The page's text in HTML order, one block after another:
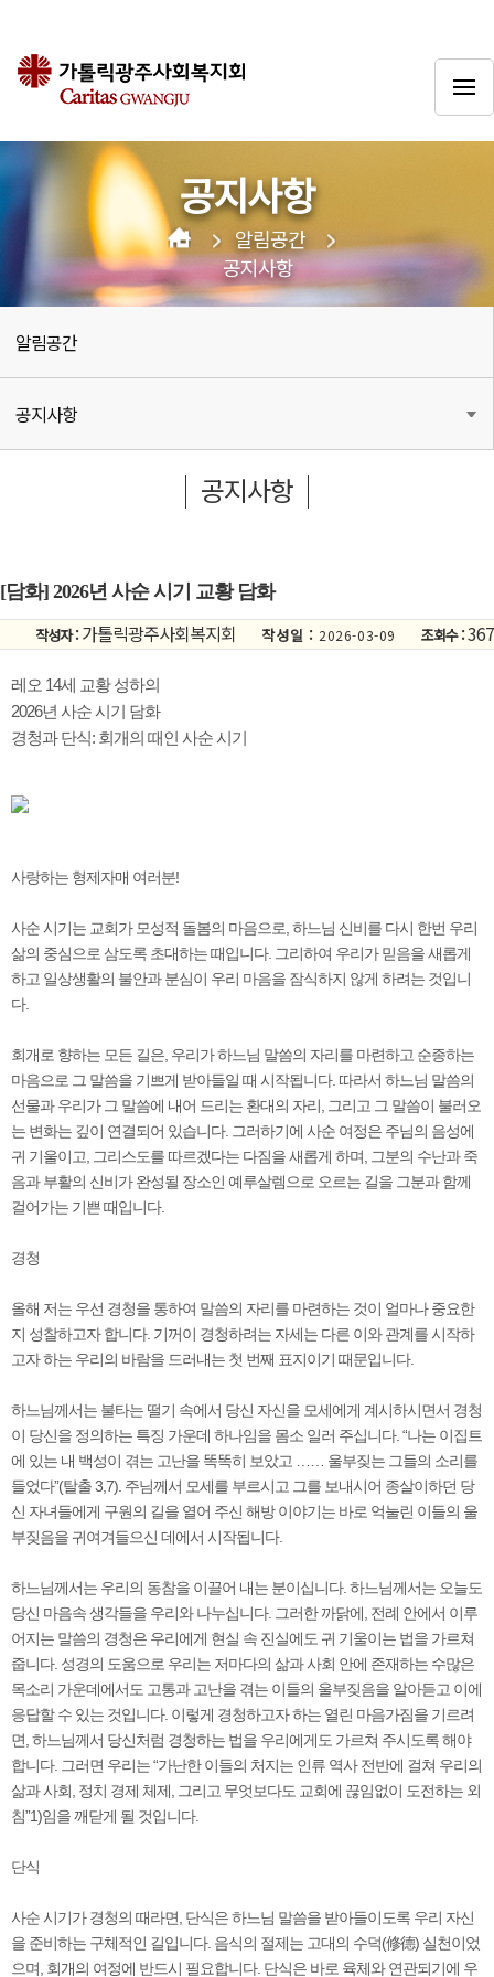
공지사항
알림공간
공지사항
알림공간
공지사항
공지사항
[담화] 2026년 사순 시기 교황 담화
작성자 :가톨릭광주사회복지회 작성일 : 2026-03-09 조회수 :367
레오 14세 교황 성하의
2026년 사순 시기 담화
경청과 단식: 회개의 때인 사순 시기
사랑하는 형제자매 여러분!
사순 시기는 교회가 모성적 돌봄의 마음으로, 하느님 신비를 다시 한번 우리
삶의 중심으로 삼도록 초대하는 때입니다. 그리하여 우리가 믿음을 새롭게
하고 일상생활의 불안과 분심이 우리 마음을 잠식하지 않게 하려는 것입니
다.
회개로 향하는 모든 길은, 우리가 하느님 말씀의 자리를 마련하고 순종하는
마음으로 그 말씀을 기쁘게 받아들일 때 시작됩니다. 따라서 하느님 말씀의
선물과 우리가 그 말씀에 내어 드리는 환대의 자리, 그리고 그 말씀이 불러오
는 변화는 깊이 연결되어 있습니다. 그러하기에 사순 여정은 주님의 음성에
귀 기울이고, 그리스도를 따르겠다는 다짐을 새롭게 하며, 그분의 수난과 죽
음과 부활의 신비가 완성될 장소인 예루살렘으로 오르는 길을 그분과 함께
걸어가는 기쁜 때입니다.
경청
올해 저는 우선 경청을 통하여 말씀의 자리를 마련하는 것이 얼마나 중요한
지 성찰하고자 합니다. 기꺼이 경청하려는 자세는 다른 이와 관계를 시작하
고자 하는 우리의 바람을 드러내는 첫 번째 표지이기 때문입니다.
하느님께서는 불타는 떨기 속에서 당신 자신을 모세에게 계시하시면서 경청
이 당신을 정의하는 특징 가운데 하나임을 몸소 일러 주십니다. “나는 이집트
에 있는 내 백성이 겪는 고난을 똑똑히 보았고 …… 울부짖는 그들의 소리를
들었다”(탈출 3,7). 주님께서 모세를 부르시고 그를 보내시어 종살이하던 당
신 자녀들에게 구원의 길을 열어 주신 해방 이야기는 바로 억눌린 이들의 울
부짖음을 귀여겨들으신 데에서 시작됩니다.
하느님께서는 우리의 동참을 이끌어 내는 분이십니다. 하느님께서는 오늘도
당신 마음속 생각들을 우리와 나누십니다. 그러한 까닭에, 전례 안에서 이루
어지는 말씀의 경청은 우리에게 현실 속 진실에도 귀 기울이는 법을 가르쳐
줍니다. 성경의 도움으로 우리는 저마다의 삶과 사회 안에 존재하는 수많은
목소리 가운데에서도 고통과 고난을 겪는 이들의 울부짖음을 알아듣고 이에
응답할 수 있는 것입니다. 이렇게 경청하고자 하는 열린 마음가짐을 기르려
면, 하느님께서 당신처럼 경청하는 법을 우리에게도 가르쳐 주시도록 해야
합니다. 그러면 우리는 “가난한 이들의 처지는 인류 역사 전반에 걸쳐 우리의
삶과 사회, 정치 경제 체제, 그리고 무엇보다도 교회에 끊임없이 도전하는 외
침”1)임을 깨닫게 될 것입니다.
단식
사순 시기가 경청의 때라면, 단식은 하느님 말씀을 받아들이도록 우리 자신
을 준비하는 구체적인 길입니다. 음식의 절제는 고대의 수덕(修德) 실천이었
으며, 회개의 여정에 반드시 필요합니다. 단식은 바로 육체와 연관되기에 우